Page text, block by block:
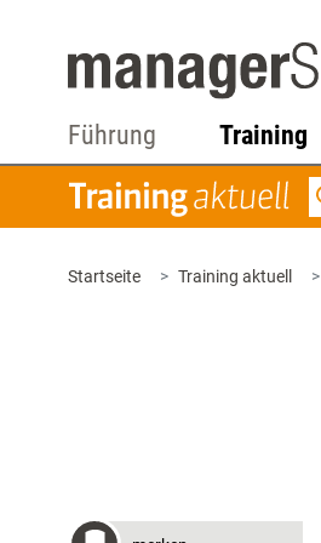
Führung Training
Startseite Training aktuell